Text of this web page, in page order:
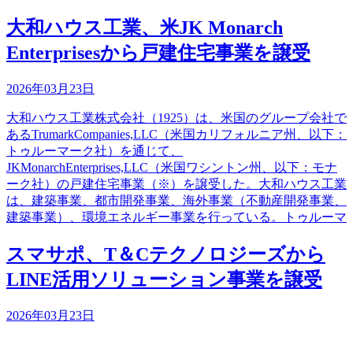
大和ハウス工業、米JK Monarch
Enterprisesから戸建住宅事業を譲受
2026年03月23日
大和ハウス工業株式会社（1925）は、米国のグループ会社で
あるTrumarkCompanies,LLC（米国カリフォルニア州、以下：
トゥルーマーク社）を通じて、
JKMonarchEnterprises,LLC（米国ワシントン州、以下：モナ
ーク社）の戸建住宅事業（※）を譲受した。大和ハウス工業
は、建築事業、都市開発事業、海外事業（不動産開発事業、
建築事業）、環境エネルギー事業を行っている。トゥルーマ
スマサポ、T＆Cテクノロジーズから
LINE活用ソリューション事業を譲受
2026年03月23日